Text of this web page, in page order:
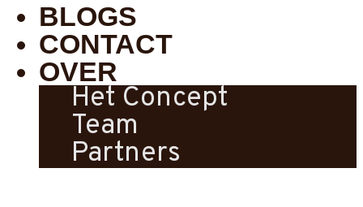
BLOGS
CONTACT
OVER
Het Concept
Team
Partners